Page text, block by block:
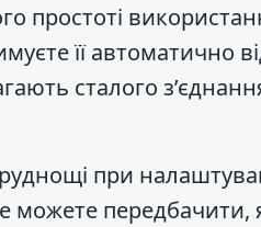
простоті
її автоматично
сталого
при
можете передбачити,